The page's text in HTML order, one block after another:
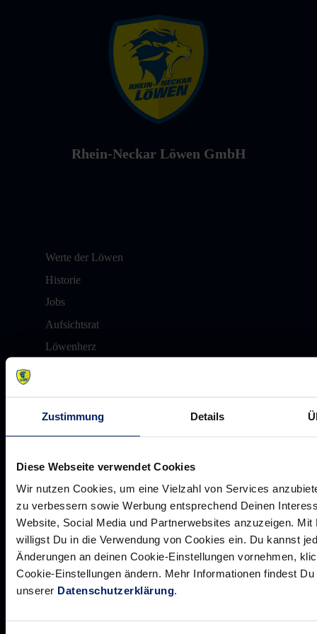
Zustimmung Details
Diese Webseite verwendet Cookies
Wir nutzen Cookies, um eine Vielzahl von Services
zu verbessern sowie Werbung entsprechend Deinen
Website, Social Media und Partnerwebsites anzuzeigen. Mit
willigst Du in die Verwendung von Cookies ein. Du kannst
Änderungen an deinen Cookie-Einstellungen vornehmen,
Cookie-Einstellungen ändern. Mehr Informationen findest
unserer Datenschutzerklärung.
Rhein-Neckar Löwen GmbH
Werte der Löwen
Historie
Jobs
Aufsichtsrat
Löwenherz
Unsere Partner
Werbemöglichkeiten
VIP Dauerkarten
Business-News
Networking
Wirtschaftslöwen
Mikrosponsoring